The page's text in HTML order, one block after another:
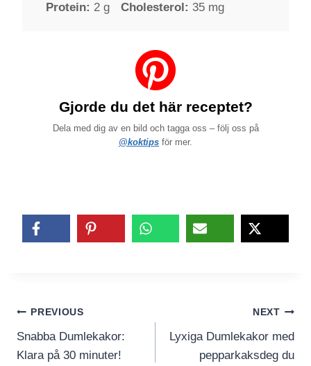
Protein: 2 g Cholesterol: 35 mg
Gjorde du det här receptet?
Dela med dig av en bild och tagga oss – följ oss på
@koktips för mer.
Inläggsnavigering
PREVIOUS
Snabba Dumlekakor:
Klara på 30 minuter!
NEXT
Lyxiga Dumlekakor med
pepparkaksdeg du